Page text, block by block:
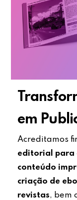
em
Acreditamos
editorial para
conteúdo
criação de
revistas, bem